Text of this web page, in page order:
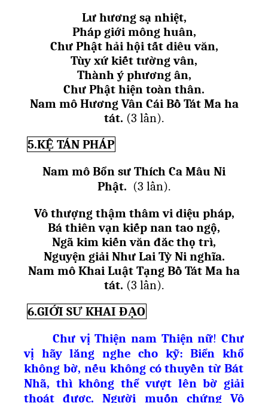
Lưhương sạnhiệt,
Pháp giới mông huân,
ChưPhật hải hội tất diêu văn,
Tùy xứ kiết tường vân,
Thành ý phương ân,
Chư Phật hiện toàn thân.
Nam mô Hương Vân Cái BồTát Ma ha
tát. (3 lần).
5.KỆ TÁN PHÁP
Nam mô Bổn sư Thích Ca Mâu Ni
Phật. (3 lần).
Vô thượng thậm thâm vi diệu pháp,
Bá thiên vạn kiếp nan tao ngộ,
Ngã kim kiến văn đắc thọ trì,
Nguyện giải NhưLai Tỳ Ni nghĩa.
Nam mô Khai Luật Tạng Bồ Tát Ma ha
tát. (3 lần).
6.GIỚI SƯ KHAI ĐẠO
Chư vị Thiện nam Thiện nữ!Chư
vị hãy lắng nghe cho kỹ: Biển khổ
không bờ, nếu không có thuyền từ Bát
Nhã, thì không thểvượt lên bờ giải
thoát được. Người muốn chứng Vô